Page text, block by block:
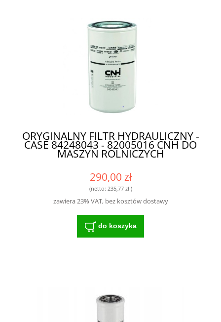
ORYGINALNY FILTR HYDRAULICZNY -
CASE 84248043 - 82005016 CNH DO
MASZYN ROLNICZYCH
290,00 zł
(netto: 235,77 zł)
zawiera 23% VAT, bez kosztów dostawy
do koszyka